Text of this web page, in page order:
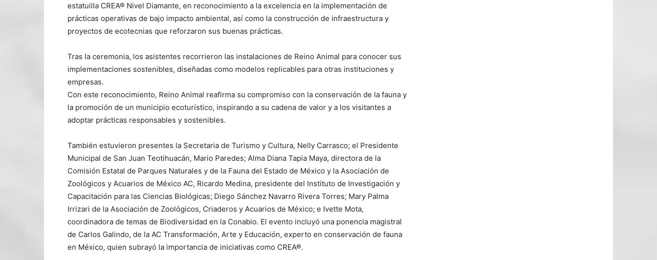
estatuilla CREA® Nivel Diamante, en reconocimiento a la excelencia en la implementación de
prácticas operativas de bajo impacto ambiental, así como la construcción de infraestructura y
proyectos de ecotecnias que reforzaron sus buenas prácticas.
Tras la ceremonia, los asistentes recorrieron las instalaciones de Reino Animal para conocer sus
implementaciones sostenibles, diseñadas como modelos replicables para otras instituciones y
empresas.
Con este reconocimiento, Reino Animal reafirma su compromiso con la conservación de la fauna y
la promoción de un municipio ecoturístico, inspirando a su cadena de valor y a los visitantes a
adoptar prácticas responsables y sostenibles.
También estuvieron presentes la Secretaria de Turismo y Cultura, Nelly Carrasco; el Presidente
Municipal de San Juan Teotihuacán, Mario Paredes; Alma Diana Tapia Maya, directora de la
Comisión Estatal de Parques Naturales y de la Fauna del Estado de México y la Asociación de
Zoológicos y Acuarios de México AC, Ricardo Medina, presidente del Instituto de Investigación y
Capacitación para las Ciencias Biológicas; Diego Sánchez Navarro Rivera Torres; Mary Palma
Irrizari de la Asociación de Zoológicos, Criaderos y Acuarios de México; e Ivette Mota,
coordinadora de temas de Biodiversidad en la Conabio. El evento incluyó una ponencia magistral
de Carlos Galindo, de la AC Transformación, Arte y Educación, experto en conservación de fauna
en México, quien subrayó la importancia de iniciativas como CREA®.